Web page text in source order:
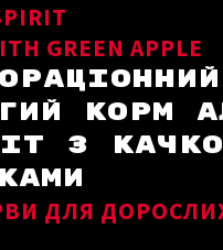
GREEN APPLE
КОРМ
З К
ДЛЯ